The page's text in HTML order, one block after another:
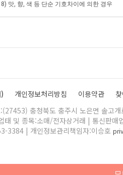
8) 맛, 향, 색 등 단순 기호차이에 의한 경우
개인정보처리방침 이용약관
충청북도 충주시 노은면 솔고
및 종목:소매/전자상거래 | 통신판매
3384 | 개인정보관리책임자:이승호